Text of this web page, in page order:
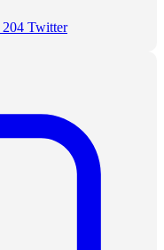
204 Twitter